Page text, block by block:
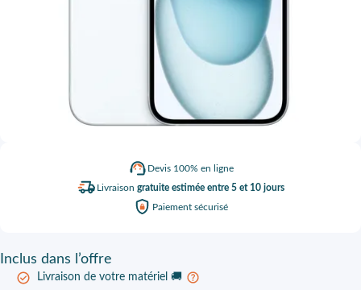
Devis 100% en ligne
Livraison gratuite estimée entre 5 et 10 jours
Paiement sécurisé
Inclus dans l’offre
Livraison de votre matériel 🚚